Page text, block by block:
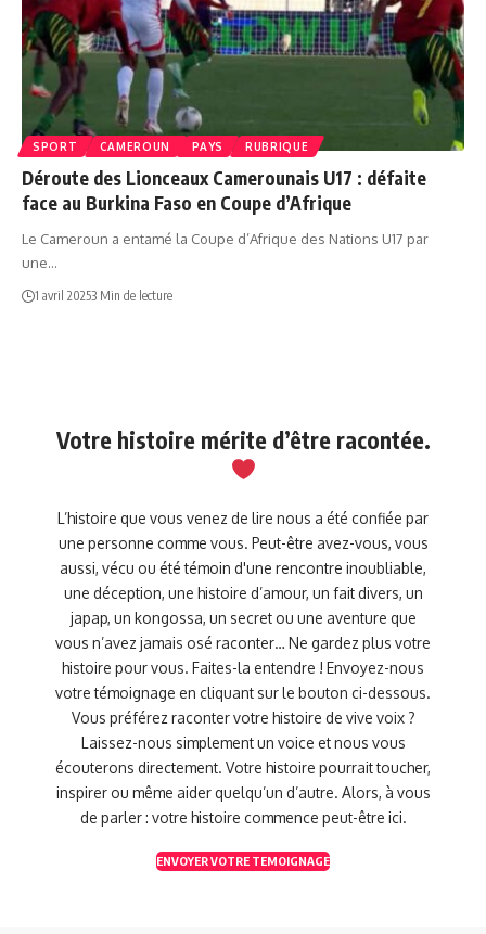
SPORT CAMEROUN PAYS RUBRIQUE
Déroute des Lionceaux Camerounais U17 : défaite
face au Burkina Faso en Coupe d’Afrique
Le Cameroun a entamé la Coupe d’Afrique des Nations U17 par
une…
1 avril 20253 Min de lecture
Votre histoire mérite d’être racontée.
L’histoire que vous venez de lire nous a été confiée par
une personne comme vous. Peut-être avez-vous, vous
aussi, vécu ou été témoin d'une rencontre inoubliable,
une déception, une histoire d’amour, un fait divers, un
japap, un kongossa, un secret ou une aventure que
vous n’avez jamais osé raconter… Ne gardez plus votre
histoire pour vous. Faites-la entendre ! Envoyez-nous
votre témoignage en cliquant sur le bouton ci-dessous.
Vous préférez raconter votre histoire de vive voix ?
Laissez-nous simplement un voice et nous vous
écouterons directement. Votre histoire pourrait toucher,
inspirer ou même aider quelqu’un d’autre. Alors, à vous
de parler : votre histoire commence peut-être ici.
ENVOYER VOTRE TEMOIGNAGE